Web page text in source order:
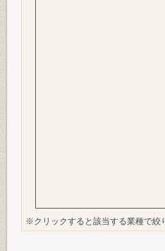
※クリックすると該当する業種で絞